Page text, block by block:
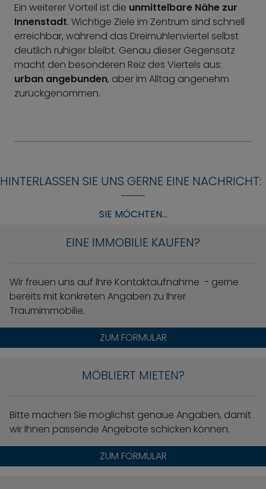
Ein weiterer Vorteil ist die unmittelbare Nähe zur
Innenstadt. Wichtige Ziele im Zentrum sind schnell
erreichbar, während das Dreimühlenviertel selbst
deutlich ruhiger bleibt. Genau dieser Gegensatz
macht den besonderen Reiz des Viertels aus:
urban angebunden, aber im Alltag angenehm
zurückgenommen.
HINTERLASSEN SIE UNS GERNE EINE NACHRICHT:
SIE MÖCHTEN...
EINE IMMOBILIE KAUFEN?
Wir freuen uns auf Ihre Kontaktaufnahme - gerne
bereits mit konkreten Angaben zu Ihrer
Traumimmobilie.
ZUM FORMULAR
MÖBLIERT MIETEN?
Bitte machen Sie möglichst genaue Angaben, damit
wir Ihnen passende Angebote schicken können.
ZUM FORMULAR